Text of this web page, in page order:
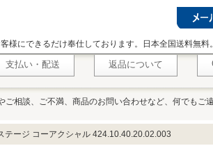
にできるだけ奉仕しております。日本全国送料無料。
支払い・配送 返品について
ご相談、ご不満、商品のお問い合わせなど、何でもご
テージ コーアクシャル 424.10.40.20.02.003